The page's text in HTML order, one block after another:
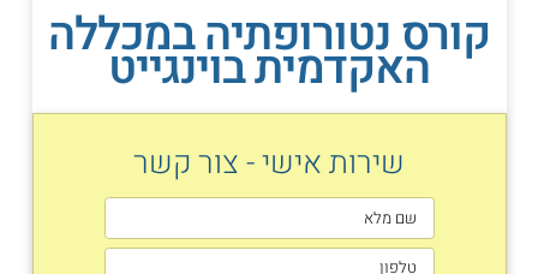
קורס נטורופתיה במכללה
האקדמית בוינגייט
שירות אישי - צור קשר